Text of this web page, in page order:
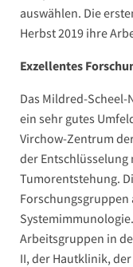
auswählen. Die
Herbst 2019 ihre
Exzellentes
Das Mildred-
ein sehr gutes
Virchow-Zentrum
der
Tumorentstehung.
Forschungsgruppen
Arbeitsgruppen in
II, der Hautklinik,